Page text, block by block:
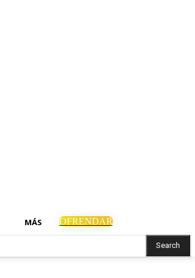
MÁS OFRENDAR
Search